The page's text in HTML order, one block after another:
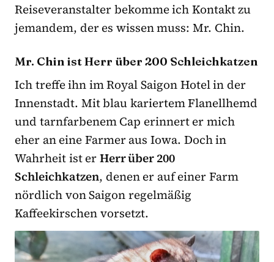
Reiseveranstalter bekomme ich Kontakt zu
jemandem, der es wissen muss: Mr. Chin.
Mr. Chin ist Herr über 200 Schleichkatzen
Ich treffe ihn im Royal Saigon Hotel in der
Innenstadt. Mit blau kariertem Flanellhemd
und tarnfarbenem Cap erinnert er mich
eher an eine Farmer aus Iowa. Doch in
Wahrheit ist erHerr über 200
Schleichkatzen, denen er auf einer Farm
nördlich von Saigon regelmäßig
Kaffeekirschen vorsetzt.